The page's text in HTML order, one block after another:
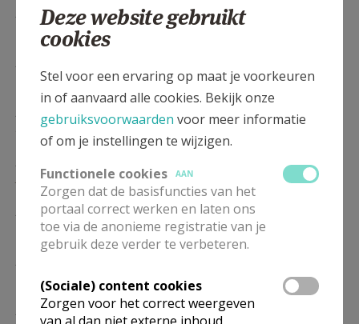
10/01
10.30 Eucharistie
17/01
24/01
10.30
07/02
10.30 Eucharistie
10.30 Eucharistie
Deze website gebruikt
cookies
Stel voor een ervaring op maat je voorkeuren
in of aanvaard alle cookies. Bekijk onze
gebruiksvoorwaarden voor meer informatie
of om je instellingen te wijzigen.
Functionele cookies
AAN
Zorgen dat de basisfuncties van het
portaal correct werken en laten ons
toe via de anonieme registratie van je
gebruik deze verder te verbeteren.
(Sociale) content cookies
Zorgen voor het correct weergeven
van al dan niet externe inhoud,